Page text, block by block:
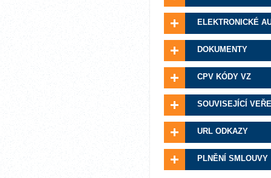
ELEKTRONICKÉ
DOKUMENTY
CPV KÓDY VZ
SOUVISEJÍCÍ
URL ODKAZY
PLNĚNÍ SMLOUVY